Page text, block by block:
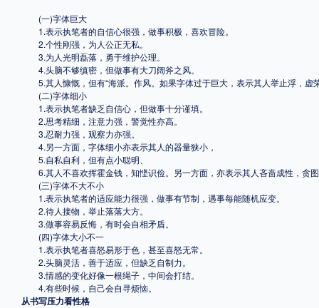
(一)字体巨大
1.表示执笔者的自信心很强，做事积极，喜欢冒险。
2.个性刚强，为人公正无私。
3.为人光明磊落，勇于维护公理。
4.头脑不够缜密，但做事有大刀阔斧之风。
5.其人慷慨，但有“海派。作风。如果字体过于巨大，表示其人举止浮，虚
(二)字体细小
1.表示执笔者缺乏自信心，但做事十分谨填。
2.思考精细，注意力强，警觉性亦高。
3.忍耐力强，观察力亦强。
4.另一方面，字体细小亦表示其人的器量狭小，
5.自私自利，但有点小聪明、
6.其人不喜欢挥霍金钱，知悭识俭。另一方面，亦表示其人吝啬成性，贪
(三)字体不大不小
1.表示执笔者的适应能力很强，做事有节制，遇事每能随机应变。
2.待人接物，举止落落大方。
3.做事容易反悔，有时会自相矛盾。
(四)字体大小不一
1.表示执笔者喜怒易形于色，甚至喜怒无常。
2.头脑灵活，善于适应，但缺乏自制力。
3.情感的变化好像一根绳子，中间会打结。
4.有些时候，自己会自寻烦恼。
从书写压力看性格